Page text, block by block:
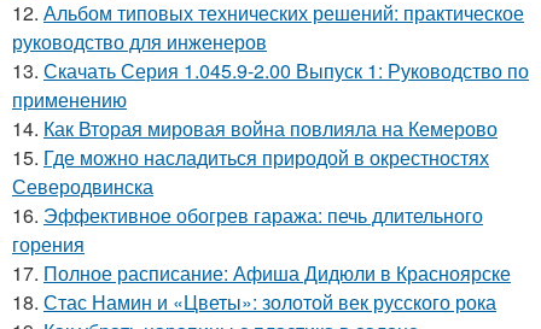
12. Альбом типовых технических решений: практическое
руководство для инженеров
13. Скачать Серия 1.045.9-2.00 Выпуск 1: Руководство по
применению
14. Как Вторая мировая война повлияла на Кемерово
15. Где можно насладиться природой в окрестностях
Северодвинска
16. Эффективное обогрев гаража: печь длительного
горения
17. Полное расписание: Афиша Дидюли в Красноярске
18. Стас Намин и «Цветы»: золотой век русского рока